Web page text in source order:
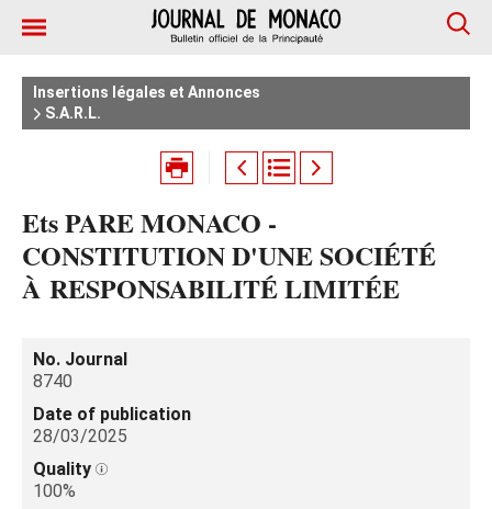
Insertions légales et Annonces
S.A.R.L.
Ets PARE MONACO -
CONSTITUTION D'UNE SOCIÉTÉ
À RESPONSABILITÉ LIMITÉE
No. Journal
8740
Date of publication
28/03/2025
Quality
100%